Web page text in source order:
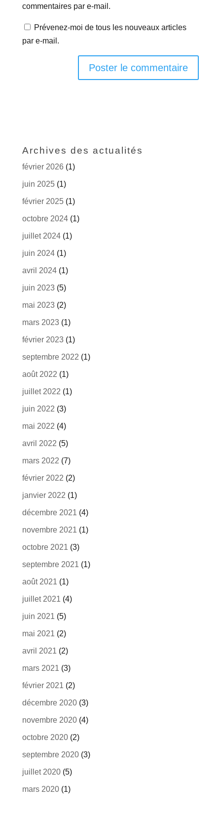
commentaires par e-mail.
Prévenez-moi de tous les nouveaux articles
par e-mail.
Archives des actualités
février 2026 (1)
juin 2025(1)
février 2025(1)
octobre 2024(1)
juillet 2024(1)
juin 2024(1)
avril 2024(1)
juin 2023(5)
mai 2023(2)
mars 2023(1)
février 2023(1)
septembre 2022 (1)
août 2022 (1)
juillet 2022 (1)
juin 2022 (3)
mai 2022 (4)
avril 2022 (5)
mars 2022 (7)
février 2022 (2)
janvier 2022 (1)
décembre 2021 (4)
novembre 2021 (1)
octobre 2021 (3)
septembre 2021 (1)
août 2021 (1)
juillet 2021 (4)
juin 2021 (5)
mai 2021 (2)
avril 2021 (2)
mars 2021 (3)
février 2021 (2)
décembre 2020(3)
novembre 2020(4)
octobre 2020(2)
septembre 2020(3)
juillet 2020(5)
mars 2020(1)